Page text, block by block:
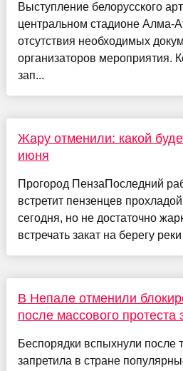
Выступление белорусского
центральном стадионе Алма-
отсутствия необходимых
организаторов мероприятия.
зап...
Жару отменили: какой
июня
Прогород ПензаПоследний
встретит пензенцев
сегодня, но не достаточно
встречать закат на берегу
В Непале отменили
после массового протеста
Беспорядки вспыхнули после
запретила в стране